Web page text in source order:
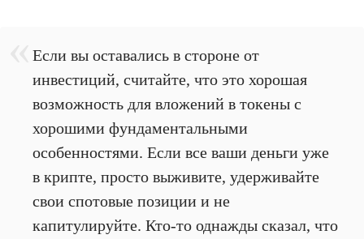
Если вы оставались в стороне от
инвестиций, считайте, что это хорошая
возможность для вложений в токены с
хорошими фундаментальными
особенностями. Если все ваши деньги уже
в крипте, просто выживите, удерживайте
свои спотовые позиции и не
капитулируйте. Кто-то однажды сказал, что